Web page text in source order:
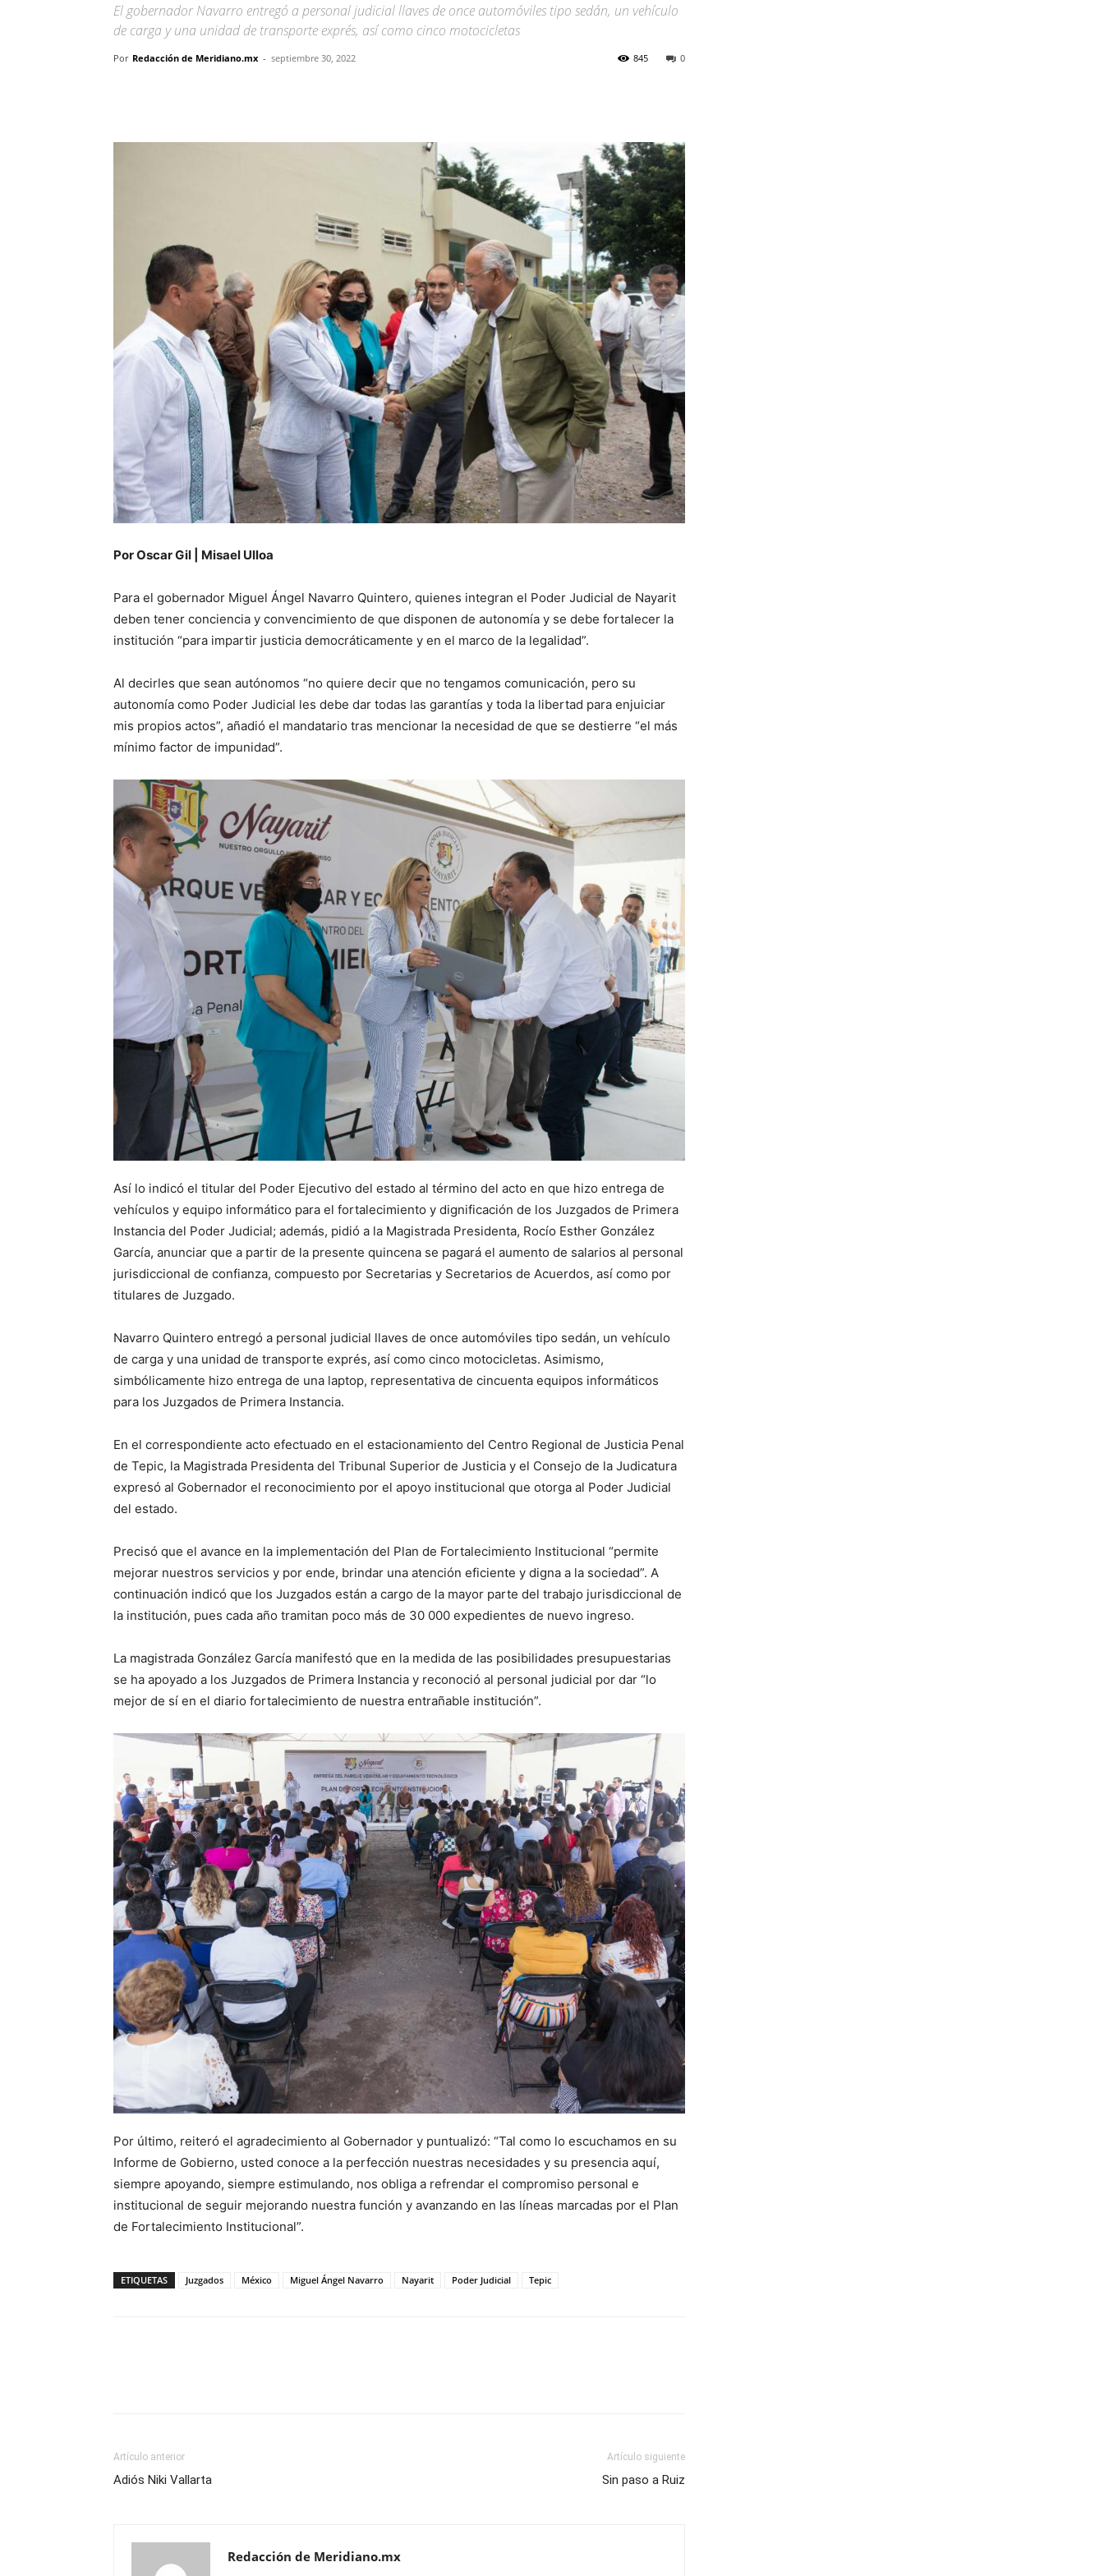
El gobernador Navarro entregó a personal judicial llaves de once automóviles tipo sedán, un vehículo
de carga y una unidad de transporte exprés, así como cinco motocicletas
Por Redacción de Meridiano.mx - septiembre 30, 2022 0
845
Por Oscar Gil | Misael Ulloa
Para el gobernador Miguel Ángel Navarro Quintero, quienes integran el Poder Judicial de Nayarit
deben tener conciencia y convencimiento de que disponen de autonomía y se debe fortalecer la
institución “para impartir justicia democráticamente y en el marco de la legalidad”.
Al decirles que sean autónomos “no quiere decir que no tengamos comunicación, pero su
autonomía como Poder Judicial les debe dar todas las garantías y toda la libertad para enjuiciar
mis propios actos”, añadió el mandatario tras mencionar la necesidad de que se destierre “el más
mínimo factor de impunidad”.
Así lo indicó el titular del Poder Ejecutivo del estado al término del acto en que hizo entrega de
vehículos y equipo informático para el fortalecimiento y dignificación de los Juzgados de Primera
Instancia del Poder Judicial; además, pidió a la Magistrada Presidenta, Rocío Esther González
García, anunciar que a partir de la presente quincena se pagará el aumento de salarios al personal
jurisdiccional de confianza, compuesto por Secretarias y Secretarios de Acuerdos, así como por
titulares de Juzgado.
Navarro Quintero entregó a personal judicial llaves de once automóviles tipo sedán, un vehículo
de carga y una unidad de transporte exprés, así como cinco motocicletas. Asimismo,
simbólicamente hizo entrega de una laptop, representativa de cincuenta equipos informáticos
para los Juzgados de Primera Instancia.
En el correspondiente acto efectuado en el estacionamiento del Centro Regional de Justicia Penal
de Tepic, la Magistrada Presidenta del Tribunal Superior de Justicia y el Consejo de la Judicatura
expresó al Gobernador el reconocimiento por el apoyo institucional que otorga al Poder Judicial
del estado.
Precisó que el avance en la implementación del Plan de Fortalecimiento Institucional “permite
mejorar nuestros servicios y por ende, brindar una atención eficiente y digna a la sociedad”. A
continuación indicó que los Juzgados están a cargo de la mayor parte del trabajo jurisdiccional de
la institución, pues cada año tramitan poco más de 30 000 expedientes de nuevo ingreso.
La magistrada González García manifestó que en la medida de las posibilidades presupuestarias
se ha apoyado a los Juzgados de Primera Instancia y reconoció al personal judicial por dar “lo
mejor de sí en el diario fortalecimiento de nuestra entrañable institución”.
Por último, reiteró el agradecimiento al Gobernador y puntualizó: “Tal como lo escuchamos en su
Informe de Gobierno, usted conoce a la perfección nuestras necesidades y su presencia aquí,
siempre apoyando, siempre estimulando, nos obliga a refrendar el compromiso personal e
institucional de seguir mejorando nuestra función y avanzando en las líneas marcadas por el Plan
de Fortalecimiento Institucional”.
ETIQUETAS Juzgados México Miguel Ángel Navarro Nayarit Poder Judicial Tepic
Artículo anterior
Adiós Niki Vallarta
Artículo siguiente
Sin paso a Ruiz
Redacción de Meridiano.mx